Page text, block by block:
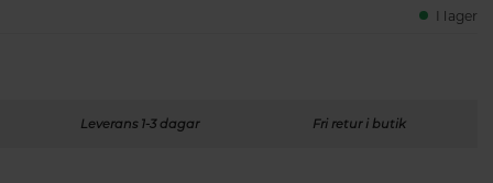
I lager
Leverans 1-3 dagar Fri retur i butik